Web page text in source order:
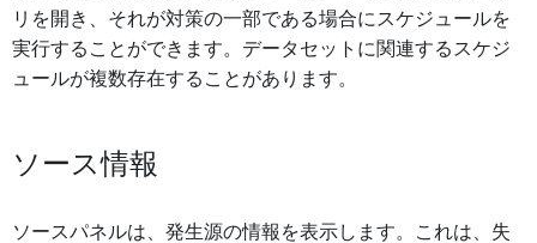
リを開き、それが対策の一部である場合にスケジュールを
実行することができます。データセットに関連するスケジ
ュールが複数存在することがあります。
ソース情報
ソースパネルは、発生源の情報を表示します。これは、失